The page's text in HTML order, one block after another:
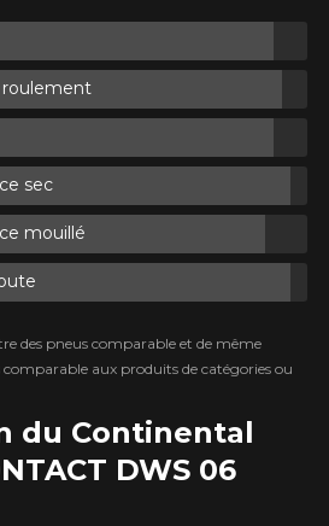
du Continental
DWS 06
sec
mouillé
des pneus comparable et de même
aux produits de catégories ou